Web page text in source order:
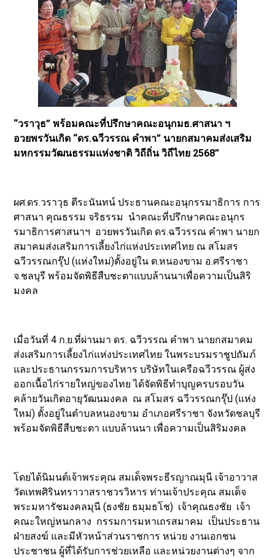
“วราวุธ” พร้อมคณะที่ปรึกษาคณะอนุกมธ.ศาสนา ฯ
อวยพรวันเกิด “ดร.ฉวีวรรณ คำพา” นายกสมาคมส่งเสริม
มหกรรมวัฒนธรรมแห่งชาติ วิถีถิ่น วิถีไทย 2568”
ผศ.ดร.วราวุธ ตีระนันทน์ ประธานคณะอนุกรรมาธิการ การ
ศาสนา คุณธรรม จริธรรม นำคณะที่ปรึกษาคณะอนุกร
รมาธิการศาสนาฯ อวยพรวันเกิด ดร.ฉวีวรรณ คำพา นายก
สมาคมส่งเสริมการเลี้ยงไก่แห่งประเทศไทย ณ สโมสร
ฉวีวรรณกรุ๊ป (แห่งใหม่)ตั้งอยู่ใน ต.หนองขาม อ.ศรีราชา
จ.ชลบุรี พร้อมจัดพิธีสืบชะตาแบบล้านนาเพื่อความเป็นสิริ
มงคล
เมื่อวันที่ 4 ก.ย.ที่ผ่านมา ดร. ฉวีวรรณ คำพา นายกสมาคม
ส่งเสริมการเลี้ยงไก่แห่งประเทศไทย ในพระบรมราชูปถัมภ์
และประธานกรรมการบริหาร บริษัทในเครือฉวีวรรณ ผู้ส่ง
ออกเนื้อไก่รายใหญ่ของไทย ได้จัดพิธีทำบุญครบรอบวัน
คล้ายวันเกิดอายุวัฒนมงคล ณ สโมสร ฉวีวรรณกรุ๊ป (แห่ง
ใหม่) ตั้งอยู่ในตำบลหนองขาม อำเภอศรีราชา จังหวัดชลบุรี
พร้อมจัดพิธีสืบชะตา แบบล้านนา เพื่อความเป็นสิริมงคล
โดยได้นิมนต์เจ้าพระคุณ สมเด็จพระธีรญาณมุนี เจ้าอาวาส
วัดเทพศิรินทราวาสราชวรวิหาร ท่านเจ้าประคุณ สมเด็จ
พระมหารัชมงคลมุนี (ธงชัย ธมฺมธโช) เจ้าคุณธงชัย เจ้า
คณะใหญ่หนกลาง กรรมการมหาเถรสมาคม เป็นประธาน
ฝ่ายสงฆ์ และมีหัวหน้าส่วนราชการ หน่วย งานเอกชน
ประชาชน ผู้ที่ได้รับการช่วยเหลือ และหน่วยงานต่างๆ จาก